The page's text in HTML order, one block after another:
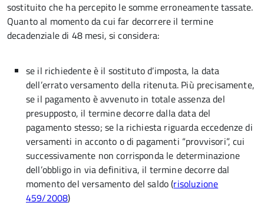
sostituito che ha percepito le somme erroneamente tassate.
Quanto al momentoda cui far decorrere il termine
decadenziale di 48 mesi, si considera:
se il richiedente è il sostituto d’imposta, la data
dell’errato versamento della ritenuta. Più precisamente,
se il pagamento è avvenuto in totale assenza del
presupposto, il termine decorre dalla data del
pagamento stesso; se la richiesta riguarda eccedenze di
versamenti in acconto o di pagamenti “provvisori”, cui
successivamente non corrisponda le determinazione
dell’obbligo in via definitiva, il termine decorre dal
momento del versamento del saldo (risoluzione
459/2008)